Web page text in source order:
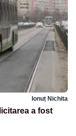
Ionuț Nichita
a fost